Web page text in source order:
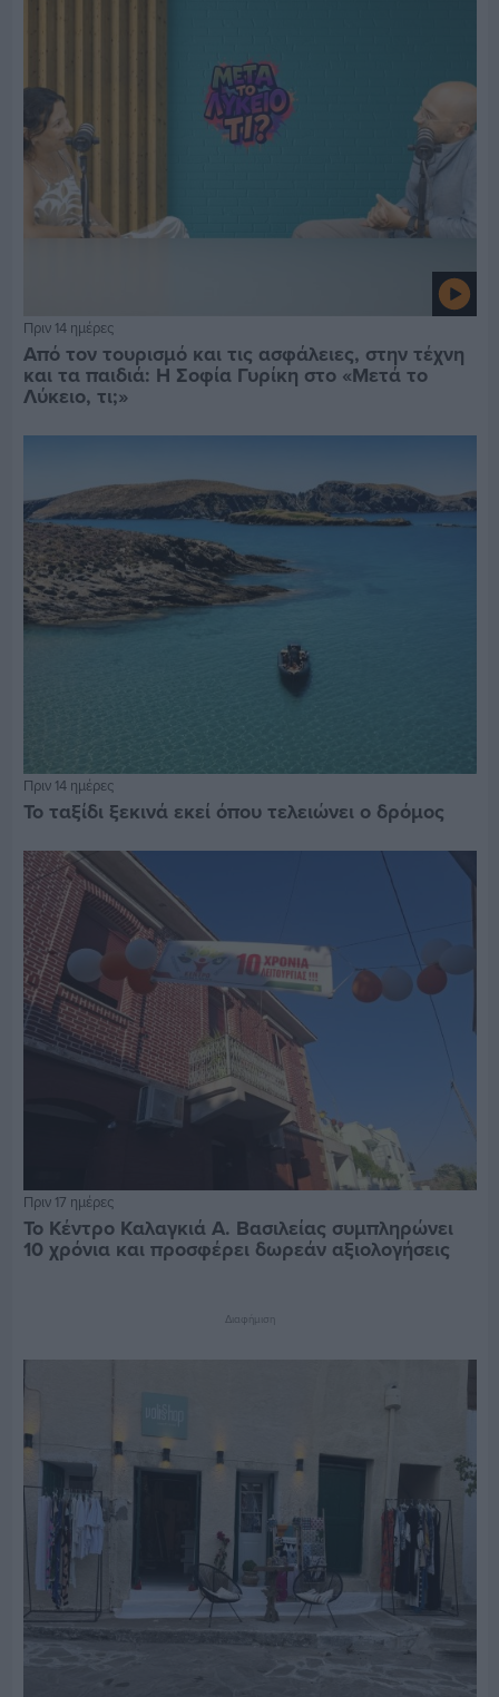
Πριν 14 ημέρες
Από τον τουρισμό και τις ασφάλειες, στην τέχνη
και τα παιδιά: Η Σοφία Γυρίκη στο «Μετά το
Λύκειο, τι;»
Πριν 14 ημέρες
Το ταξίδι ξεκινά εκεί όπου τελειώνει ο δρόμος
Πριν 17 ημέρες
Το Κέντρο Καλαγκιά Α. Βασιλείας συμπληρώνει
10 χρόνια και προσφέρει δωρεάν αξιολογήσεις
Διαφήμιση